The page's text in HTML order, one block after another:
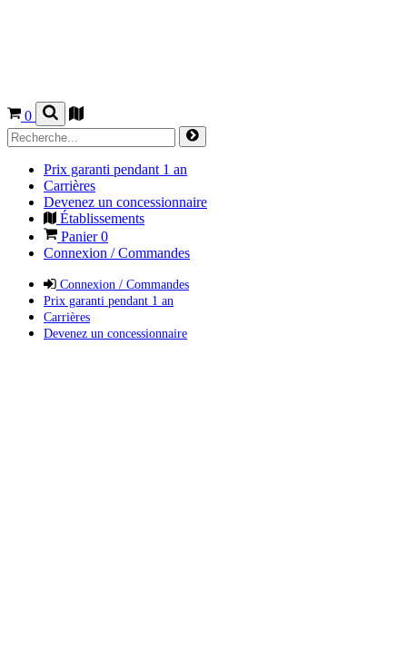
0
Prix garanti pendant 1 an
Carrières
Devenez un concessionnaire
Établissements
Panier0
Connexion / Commandes
Connexion / Commandes
Prix garanti pendant 1 an
Carrières
Devenez un concessionnaire